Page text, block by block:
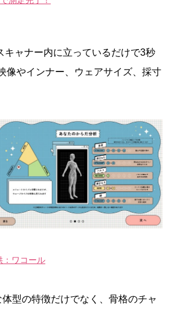
ャナー内に立っているだけで3秒
像やインナー、ウェアサイズ、採寸
：ワコール
型の特徴だけでなく、骨格のチャ